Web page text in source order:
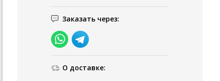
Заказать через:
О доставке: